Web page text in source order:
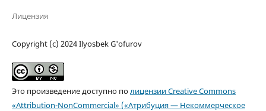
Лицензия
Copyright (c) 2024 Ilyosbek G'ofurov
Это произведение доступно полицензии Creative Commons
«Attribution-NonCommercial» («Атрибуция — Некоммерческое